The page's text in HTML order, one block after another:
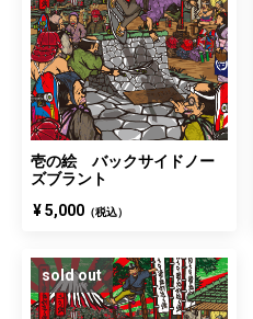
壱の絵 バックサイドノー
ズブラント
¥ 5,000 （税込）
sold out